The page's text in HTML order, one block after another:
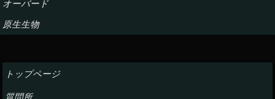
オーバード
原生生物
トップページ